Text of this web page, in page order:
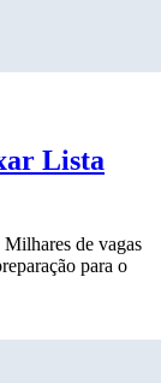
Lista
de vagas
para o